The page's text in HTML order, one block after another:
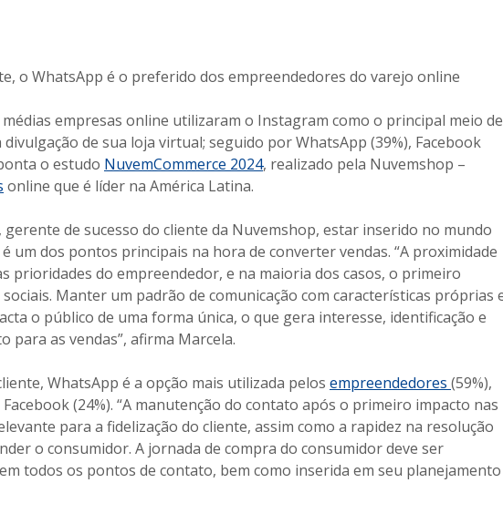
o WhatsApp é o preferido dos empreendedores do varejo online
médias empresas online utilizaram o Instagram como o principal meio de
de sua loja virtual; seguido por WhatsApp (39%), Facebook
o estudo NuvemCommerce 2024, realizado pela Nuvemshop –
online que é líder na América Latina.
gerente de sucesso do cliente da Nuvemshop, estar inserido no mundo
um dos pontos principais na hora de converter vendas. “A proximidade
prioridades do empreendedor, e na maioria dos casos, o primeiro
Manter um padrão de comunicação com características próprias
o público de uma forma única, o que gera interesse, identificação e
para as vendas”, afirma Marcela.
WhatsApp é a opção mais utilizada pelos empreendedores (59%),
(24%). “A manutenção do contato após o primeiro impacto nas
para a fidelização do cliente, assim como a rapidez na resolução
o consumidor. A jornada de compra do consumidor deve ser
todos os pontos de contato, bem como inserida em seu planejamento